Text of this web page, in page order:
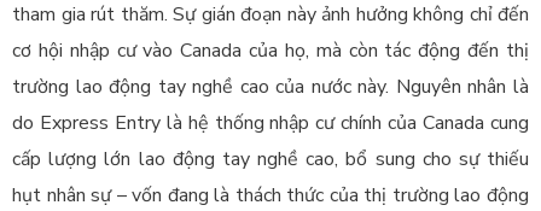
tham gia rút thăm. Sự gián đoạn này ảnh hưởng không chỉ đến
cơ hội nhập cư vào Canada của họ, mà còn tác động đến thị
trường lao động tay nghề cao của nước này. Nguyên nhân là
do Express Entry là hệ thống nhập cư chính của Canada cung
cấp lượng lớn lao động tay nghề cao, bổ sung cho sự thiếu
hụt nhân sự – vốn đang là thách thức của thị trường lao động